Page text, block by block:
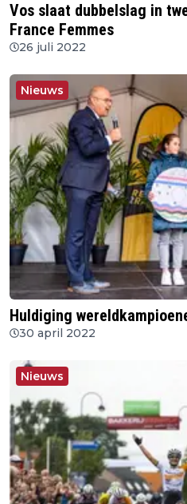
Vos slaat dubbelslag in
France Femmes
26 juli 2022
Nieuws
Huldiging
30 april 2022
Nieuws